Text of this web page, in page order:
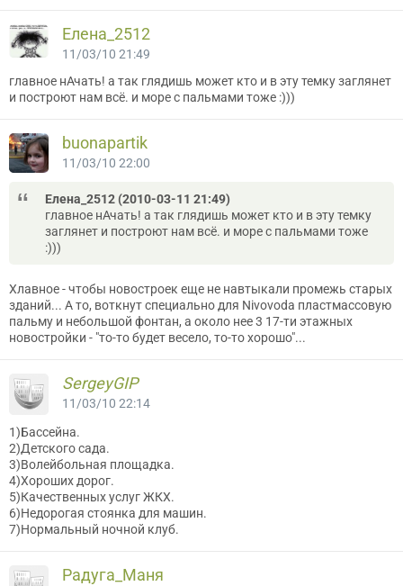
Елена_2512
11/03/10 21:49
главное нАчать! а так глядишь может кто и в эту темку заглянет
и построют нам всё. и море с пальмами тоже :)))
buonapartik
11/03/10 22:00
Елена_2512 (2010-03-11 21:49)
главное нАчать! а так глядишь может кто и в эту темку
заглянет и построют нам всё. и море с пальмами тоже
:)))
Хлавное - чтобы новостроек еще не навтыкали промежь старых
зданий... А то, воткнут специально для Nivovoda пластмассовую
пальму и небольшой фонтан, а около нее 3 17-ти этажных
новостройки - "то-то будет весело, то-то хорошо"...
SergeyGIP
11/03/10 22:14
1)Бассейна.
2)Детского сада.
3)Волейбольная площадка.
4)Хороших дорог.
5)Качественных услуг ЖКХ.
6)Недорогая стоянка для машин.
7)Нормальный ночной клуб.
Радуга_Маня